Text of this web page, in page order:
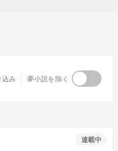
込み 夢小説を除く
連載中